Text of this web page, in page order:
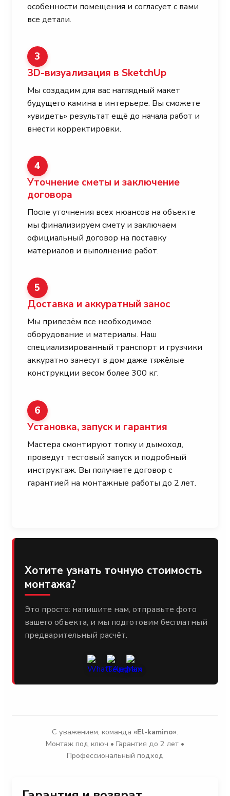
особенности помещения и согласует с вами
все детали.
3
3D-визуализация в SketchUp
Мы создадим для вас наглядный макет
будущего камина в интерьере. Вы сможете
«увидеть» результат ещё до начала работ и
внести корректировки.
4
Уточнение сметы и заключение
договора
После уточнения всех нюансов на объекте
мы финализируем смету и заключаем
официальный договор на поставку
материалов и выполнение работ.
5
Доставка и аккуратный занос
Мы привезём все необходимое
оборудование и материалы. Наш
специализированный транспорт и грузчики
аккуратно занесут в дом даже тяжёлые
конструкции весом более 300 кг.
6
Установка, запуск и гарантия
Мастера смонтируют топку и дымоход,
проведут тестовый запуск и подробный
инструктаж. Вы получаете договор с
гарантией на монтажные работы до 2 лет.
Хотите узнать точную стоимость
монтажа?
Это просто: напишите нам, отправьте фото
вашего объекта, и мы подготовим бесплатный
предварительный расчёт.
С уважением, команда «El-kamino».
Монтаж под ключ • Гарантия до 2 лет •
Профессиональный подход